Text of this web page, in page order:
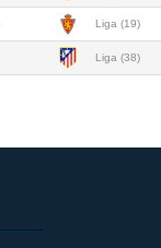
Liga (19)
Liga (38)